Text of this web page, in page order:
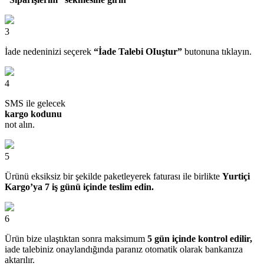
3
İade nedeninizi seçerek “İade Talebi OIuştur” butonuna tıklayın.
4
SMS ile gelecek
kargo kodunu
not alın.
5
Ürünü eksiksiz bir şekilde paketleyerek faturası ile birlikte Yurtiçi
Kargo’ya 7 iş günü içinde teslim edin.
6
Ürün bize ulaştıktan sonra maksimum 5 gün içinde kontrol edilir,
iade talebiniz onaylandığında paranız otomatik olarak bankanıza
aktarılır.